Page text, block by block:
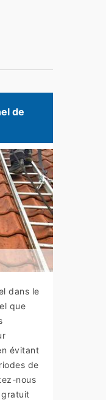
de
dans le
que
évitant
de
nous